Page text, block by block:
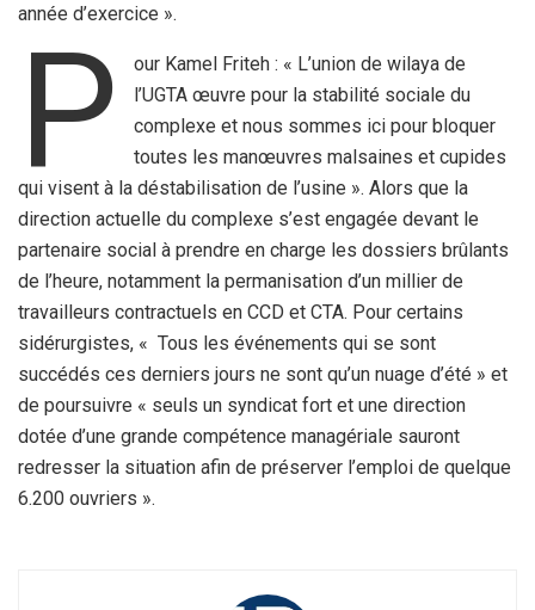
année d’exercice ».
P
our Kamel Friteh : « L’union de wilaya de
l’UGTA œuvre pour la stabilité sociale du
complexe et nous sommes ici pour bloquer
toutes les manœuvres malsaines et cupides
qui visent à la déstabilisation de l’usine ». Alors que la
direction actuelle du complexe s’est engagée devant le
partenaire social à prendre en charge les dossiers brûlants
de l’heure, notamment la permanisation d’un millier de
travailleurs contractuels en CCD et CTA. Pour certains
sidérurgistes, « Tous les événements qui se sont
succédés ces derniers jours ne sont qu’un nuage d’été » et
de poursuivre « seuls un syndicat fort et une direction
dotée d’une grande compétence managériale sauront
redresser la situation afin de préserver l’emploi de quelque
6.200 ouvriers ».